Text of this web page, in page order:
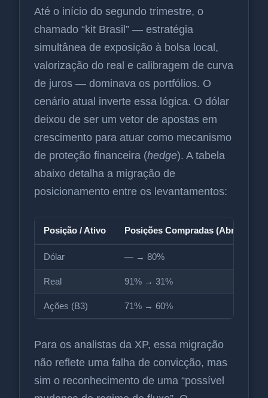
Até o início do segundo trimestre, o
chamado “kit Brasil” — estratégia
simultânea de exposição à bolsa local,
valorização do real e calibragem de curva
de juros — dominava os portfólios. O
cenário atual inverte essa lógica. O dólar
deixou de ser um vetor de apostas em
crescimento para atuar como mecanismo
de proteção financeira (hedge). A tabela
abaixo detalha a migração de
posicionamento entre os levantamentos:
Posição / Ativo Posições Compradas (Abril →
Dólar — → 80%
Real 91% → 31%
Ações (B3) 71% → 60%
Para os analistas da XP, essa migração
não reflete uma falha de convicção, mas
sim o reconhecimento de uma “possível